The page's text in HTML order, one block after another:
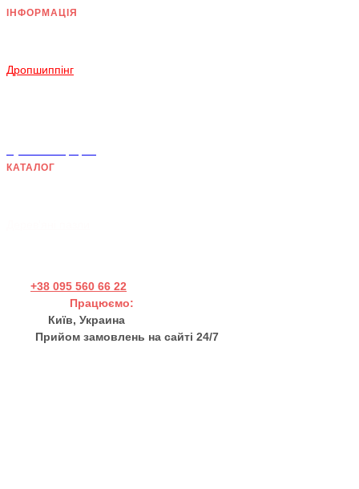
ІНФОРМАЦІЯ
Дропшиппінг
КАТАЛОГ
+38 095 560 66 22
Працюємо:
Київ, Украина
Прийом замовлень на сайті 24/7